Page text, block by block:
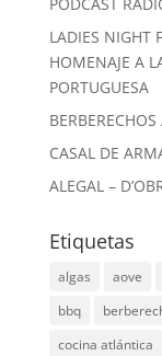
LADIES NIGHT
HOMENAJE A
PORTUGUESA
CASAL DE
ALEGAL –
Etiquetas
algas aove
bbq
cocina atlántica